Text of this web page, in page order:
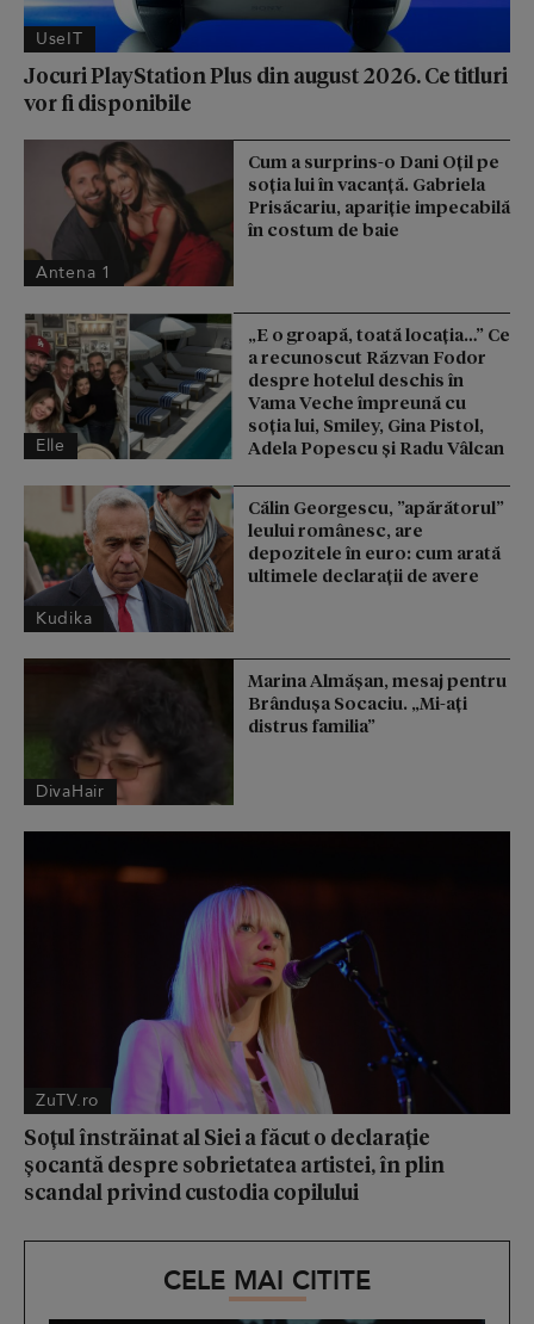
UseIT
Jocuri PlayStation Plus din august 2026. Ce titluri
vor fi disponibile
Antena 1
Cum a surprins-o Dani Oțil pe
soția lui în vacanță. Gabriela
Prisăcariu, apariție impecabilă
în costum de baie
Elle
„E o groapă, toată locația…” Ce
a recunoscut Răzvan Fodor
despre hotelul deschis în
Vama Veche împreună cu
soția lui, Smiley, Gina Pistol,
Adela Popescu și Radu Vâlcan
Kudika
Călin Georgescu, ”apărătorul”
leului românesc, are
depozitele în euro: cum arată
ultimele declarații de avere
DivaHair
Marina Almășan, mesaj pentru
Brândușa Socaciu. „Mi-ați
distrus familia”
ZuTV.ro
Soțul înstrăinat al Siei a făcut o declarație
șocantă despre sobrietatea artistei, în plin
scandal privind custodia copilului
CELE MAI CITITE